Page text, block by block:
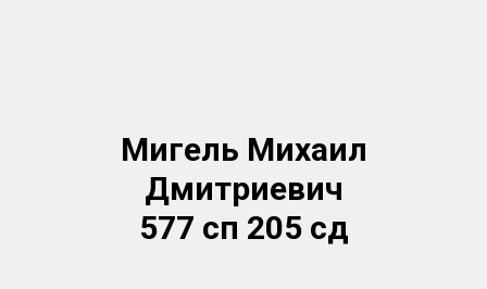
Мигель Михаил
Дмитриевич
577 сп 205 сд